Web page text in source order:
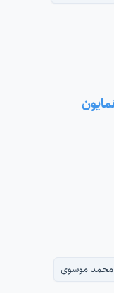
محمد موسوی